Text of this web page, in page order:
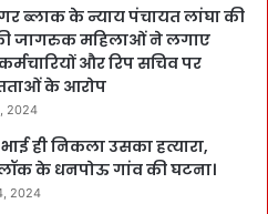
ब्लाक के न्याय पंचायत लांघा की
जागरुक महिलाओं ने लगाए
और रिप सचिव पर
के आरोप
2024
ही निकला उसका हत्यारा,
के धनपोऊ गांव की घटना।
2024